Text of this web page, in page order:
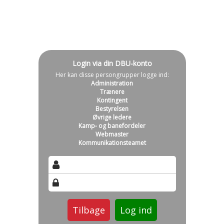
Login via din DBU-konto
Her kan disse persongrupper logge ind:
Administration
Trænere
Kontingent
Bestyrelsen
Øvrige ledere
Kamp- og banefordeler
Webmaster
Kommunikationsteamet
Tilbage